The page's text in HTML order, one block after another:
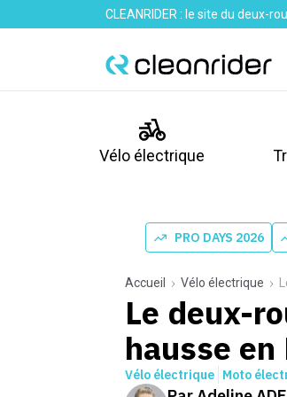
CLEANRIDER : le site du deux-
Vélo électrique
PRO DAYS 2026
Accueil Vélo électrique
Le deux-
hausse en
Vélo électrique Moto